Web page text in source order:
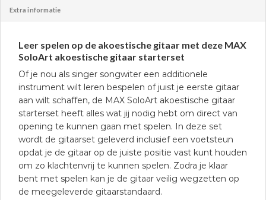
Extra informatie
Leer spelen op de akoestische gitaar met deze MAX
SoloArt akoestische gitaar starterset
Of je nou als singer songwiter een additionele
instrument wilt leren bespelen of juist je eerste gitaar
aan wilt schaffen, de MAX SoloArt akoestische gitaar
starterset heeft alles wat jij nodig hebt om direct van
opening te kunnen gaan met spelen. In deze set
wordt de gitaarset geleverd inclusief een voetsteun
opdat je de gitaar op de juiste positie vast kunt houden
om zo klachtenvrij te kunnen spelen. Zodra je klaar
bent met spelen kan je de gitaar veilig wegzetten op
de meegeleverde gitaarstandaard.